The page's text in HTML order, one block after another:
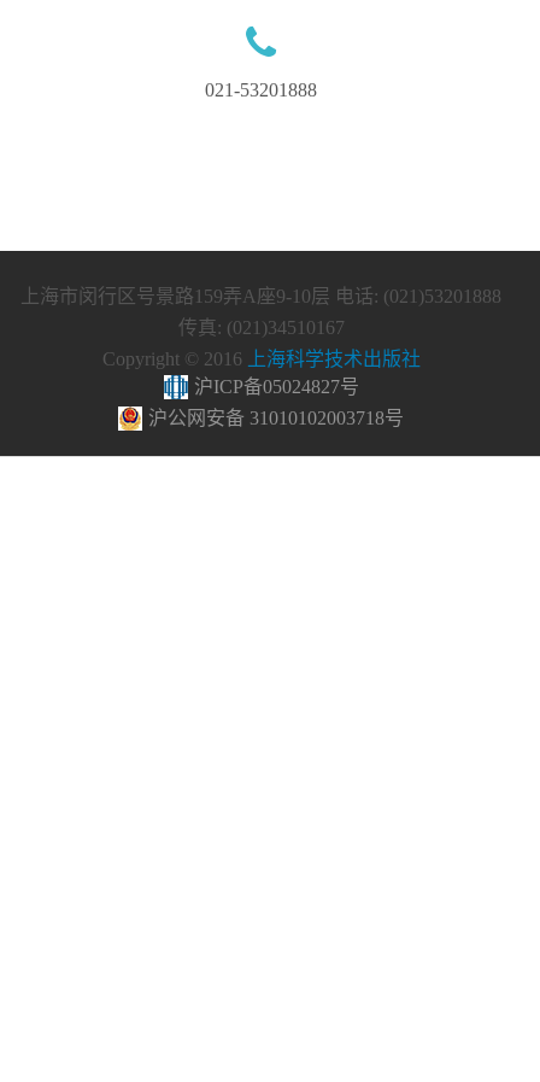
021-53201888
上海市闵行区号景路159弄A座9-10层 电话: (021)53201888
传真: (021)34510167
Copyright © 2016
上海科学技术出版社
沪ICP备05024827号
沪公网安备 31010102003718号